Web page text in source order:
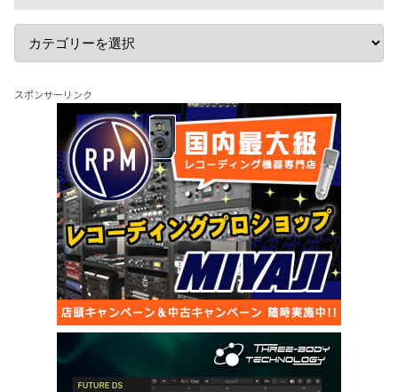
スポンサーリンク